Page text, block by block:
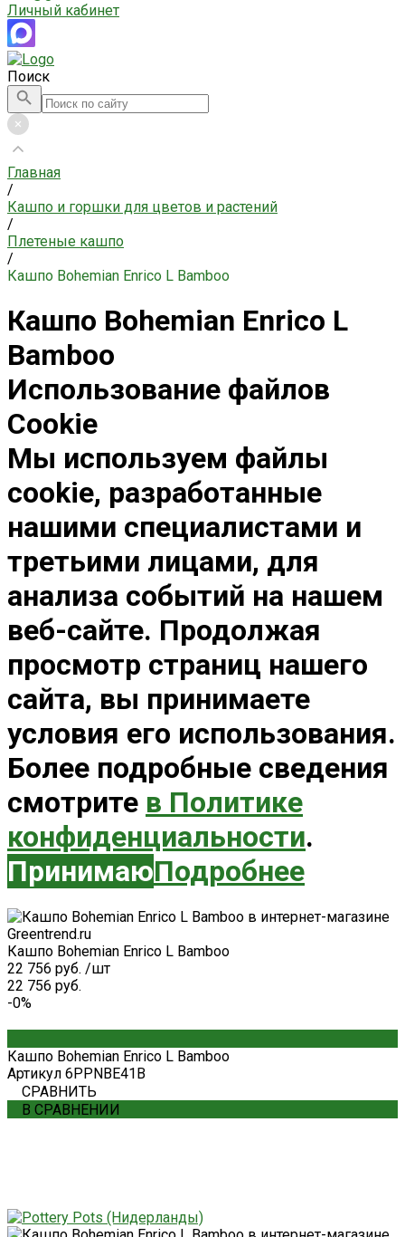
Личный кабинет
Поиск
Главная
/
Кашпо и горшки для цветов и растений
/
Плетеные кашпо
/
Кашпо Bohemian Enrico L Bamboo
Кашпо Bohemian Enrico L
Bamboo
Использование файлов
Cookie
Мы используем файлы
cookie, разработанные
нашими специалистами и
третьими лицами, для
анализа событий на нашем
веб-сайте. Продолжая
просмотр страниц нашего
сайта, вы принимаете
условия его использования.
Более подробные сведения
смотрите в Политике
конфиденциальности.
ПринимаюПодробнее
Кашпо Bohemian Enrico L Bamboo
22 756 руб. /шт
22 756 руб.
-0%
Кашпо Bohemian Enrico L Bamboo
Артикул 6PPNBE41B
СРАВНИТЬ
В СРАВНЕНИИ